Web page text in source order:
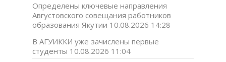
Определены ключевые направления
Августовского совещания работников
образования Якутии 10.08.2026 14:28
В АГУИККИ уже зачислены первые
студенты 10.08.2026 11:04